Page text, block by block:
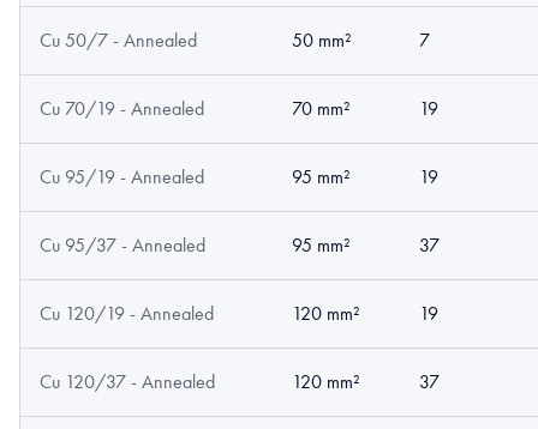
Cu 50/7 - Annealed 50 mm² 7
Cu 70/19 - Annealed 70 mm² 19
Cu 95/19 - Annealed 95 mm² 19
Cu 95/37 - Annealed 95 mm² 37
Cu 120/19 - Annealed 120 mm² 19
Cu 120/37 - Annealed 120 mm² 37